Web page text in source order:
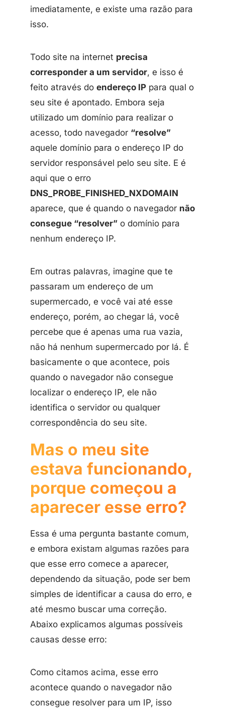
imediatamente, e existe uma razão para
isso.
Todo site na internet precisa
corresponder a um servidor, e isso é
feito através do endereço IP para qual o
seu site é apontado. Embora seja
utilizado um domínio para realizar o
acesso, todo navegador “resolve”
aquele domínio para o endereço IP do
servidor responsável pelo seu site. E é
aqui que o erro
DNS_PROBE_FINISHED_NXDOMAIN
aparece, que é quando o navegador não
consegue “resolver” o domínio para
nenhum endereço IP.
Em outras palavras, imagine que te
passaram um endereço de um
supermercado, e você vai até esse
endereço, porém, ao chegar lá, você
percebe que é apenas uma rua vazia,
não há nenhum supermercado por lá. É
basicamente o que acontece, pois
quando o navegador não consegue
localizar o endereço IP, ele não
identifica o servidor ou qualquer
correspondência do seu site.
Mas o meu site
estava funcionando,
porque começou a
aparecer esse erro?
Essa é uma pergunta bastante comum,
e embora existam algumas razões para
que esse erro comece a aparecer,
dependendo da situação, pode ser bem
simples de identificar a causa do erro, e
até mesmo buscar uma correção.
Abaixo explicamos algumas possíveis
causas desse erro:
Como citamos acima, esse erro
acontece quando o navegador não
consegue resolver para um IP, isso